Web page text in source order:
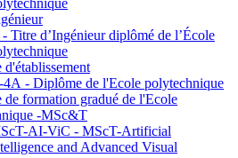
Titre d’Ingénieur diplômé de l’École
- Diplôme de l'Ecole polytechnique
de formation gradué de l'Ecole
-MSc&T
AI-ViC - MScT-Artificial
and Advanced Visual